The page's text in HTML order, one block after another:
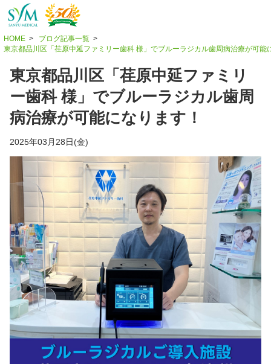
HOME
ブログ記事一覧
東京都品川区「荏原中延ファミリー歯科 様」でブルーラジカル歯周病治療が可能
東京都品川区「荏原中延ファミリ
ー歯科 様」でブルーラジカル歯周
病治療が可能になります！
2025年03月28日(金)